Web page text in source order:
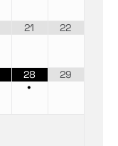
21 22
28
•
29